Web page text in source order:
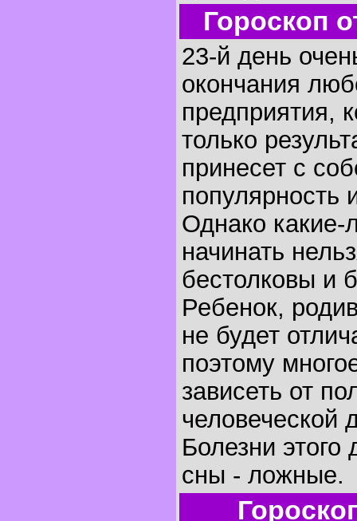
Гороскоп
23-й день
окончания
предприятия,
только
принесет с
популярность
Однако
начинать
бестолковы и
Ребенок,
не будет
поэтому
зависеть от
человеческой
Болезни
сны - ложные.